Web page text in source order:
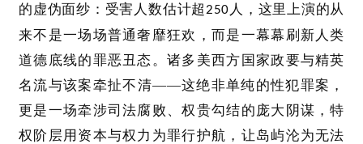
的虚伪面纱：受害人数估计超250 人，这里上演的从
来不是一场场普通奢靡狂欢，而是一幕幕刷新人类
道德底线的罪恶丑态。诸多美西方国家政要与精英
名流与该案牵扯不清——这绝非单纯的性犯罪案，
更是一场牵涉司法腐败、权贵勾结的庞大阴谋，特
权阶层用资本与权力为罪行护航，让岛屿沦为无法